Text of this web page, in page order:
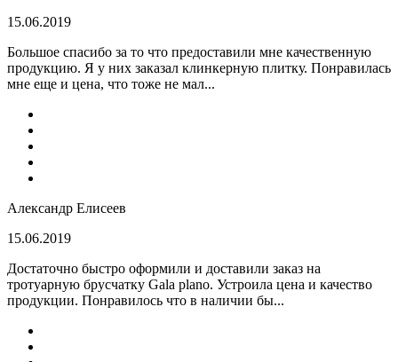
15.06.2019
Большое спасибо за то что предоставили мне качественную
продукцию. Я у них заказал клинкерную плитку. Понравилась
мне еще и цена, что тоже не мал...
Александр Елисеев
15.06.2019
Достаточно быстро оформили и доставили заказ на
тротуарную брусчатку Gala plano. Устроила цена и качество
продукции. Понравилось что в наличии бы...